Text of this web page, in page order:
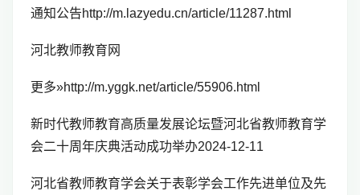
通知公告http://m.lazyedu.cn/article/11287.html
河北教师教育网
更多»http://m.yggk.net/article/55906.html
新时代教师教育高质量发展论坛暨河北省教师教育学
会二十周年庆典活动成功举办2024-12-11
河北省教师教育学会关于表彰学会工作先进单位及先